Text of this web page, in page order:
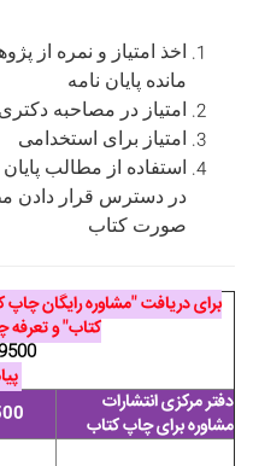
مانده پایان نامه
امتیاز در مصاحبه دکتری
امتیاز برای استخدامی
استفاده از مطالب
در دسترس قرار دادن
صورت کتاب
برای دریافت "مشاوره رایگان
کتاب" و
دفتر مرکزی انتشارات
مشاوره برای چاپ کتاب